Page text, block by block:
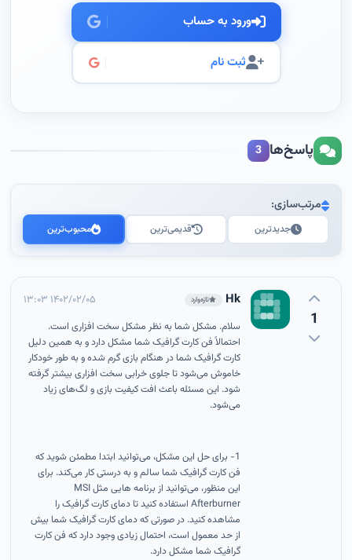
ورود به حساب
ثبت نام
پاسخ‌ها 3
مرتب‌سازی:
جدیدترین قدیمی‌ترین محبوب‌ترین
1
Hk تازه‌وارد
۱۴۰۲/۰۲/۰۵ ۱۳:۰۳
سلام. مشکل شما به نظر مشکل سخت افزاری است.
احتمالاً فن کارت گرافیک شما مشکل دارد و به همین دلیل
کارت گرافیک شما در هنگام بازی گرم شده و به طور خودکار
خاموش می‌شود تا جلوی خرابی سخت افزاری بیشتر گرفته
شود. این مسئله باعث افت کیفیت بازی و لگ‌های زیاد
می‌شود.
1- برای حل این مشکل، می‌توانید ابتدا مطمئن شوید که
فن کارت گرافیک شما سالم و به درستی کار می‌کند. برای
این منظور، می‌توانید از برنامه هایی مثل MSI
Afterburner استفاده کنید تا دمای کارت گرافیک را
مشاهده کنید. در صورتی که دمای کارت گرافیک شما بیش
از حد معمول است، احتمال زیادی وجود دارد که فن کارت
گرافیک شما مشکل دارد.